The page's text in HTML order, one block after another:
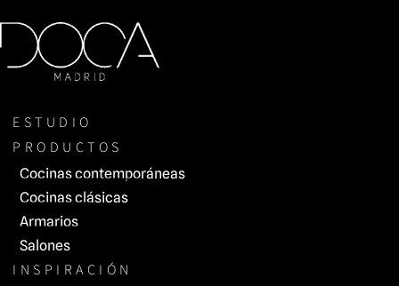
Saltar
al
ESTUDIO
PRODUCTOS
Cocinas contemporáneas
Cocinas clásicas
Armarios
Salones
INSPIRACIÓN